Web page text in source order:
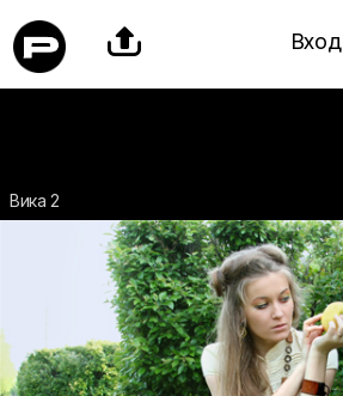
 Вход
Вика 2